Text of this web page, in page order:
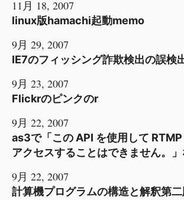
11月 18, 2007
linux版hamachi起動memo
9月 29, 2007
IE7のフィッシング詐欺検出の誤検
9月 23, 2007
Flickrのピンクのr
9月 22, 2007
as3で「この API を使用して
アクセスすることはできません。
9月 22, 2007
計算機プログラムの構造と解釈第